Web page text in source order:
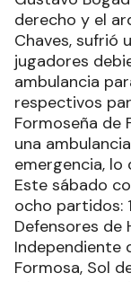
derecho y el
Chaves, sufrió
jugadores
ambulancia
respectivos
Formoseña de
una
emergencia,
Este sábado
ocho partidos:
Defensores de
Independiente
Formosa, Sol